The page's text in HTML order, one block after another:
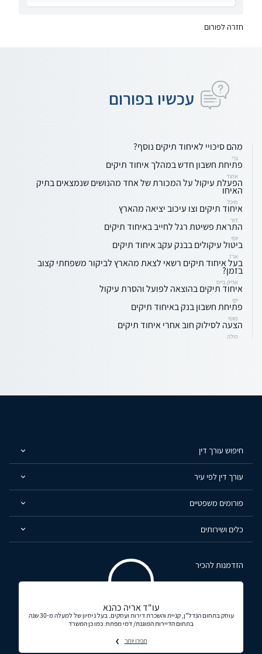
חזרה לפורום
עכשיו בפורום
מהם סיכויי לאיחוד תיקים נוסף?
גרי
פתיחת חשבון חדש במהלך איחוד תיקים
אהוד
הפעלת עיקול על המכורת של אחד מהנושים שנמצאים בתיק
האיחו
מיכל
איחוד תיקים וצו עיכוב יציאה מהארץ
דור
התראת פשיטת רגל לחייב באיחוד תיקים
יוסי
ביטול עיקולים בבנק עקב איחוד תיקים
ארז
בעל איחוד תיקים רשאי לצאת מהארץ לביקור משפחתי קצוב
בזמן?
אריק בייס
איחוד תיקים בהוצאה לפועל והסרת עיקול
יקי
פתיחת חשבון בנק באיחוד תיקים
מוטי
הצעה לסילוק חוב אחרי איחוד תיקים
הילה
חיפוש עורך דין
עורך דין לפי עיר
פורומים משפטיים
כלים ושירותים
הזדמנות להכיר
עו"ד אריה כהנא
עוסק בתחום הנדל"ן, קניית והשכרת דירות ועסקים. בעל ניסיון של למעלה מ-30 שנה
בתחום הדיירות המוגנת/ דמי מפתח. כמו כן המשרד
תכירו יותר